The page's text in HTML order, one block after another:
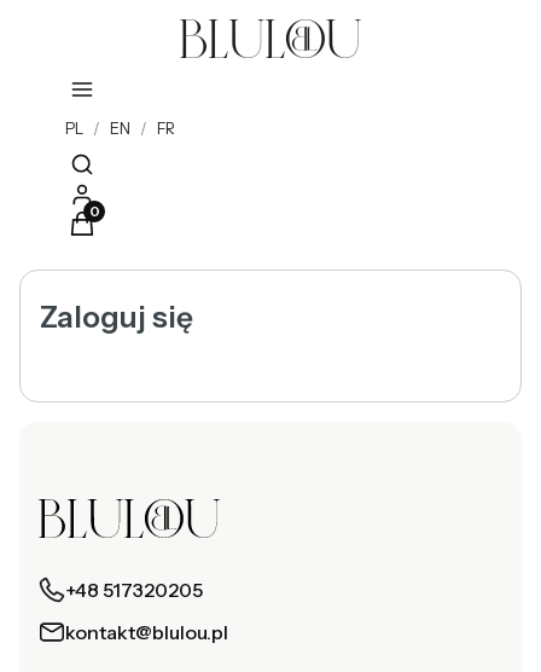
PL / EN / FR
Otwórz wyszukiwarkę
Produkty w koszyku: 0. Zobacz szczegóły
Zaloguj się
+48 517320205
kontakt@blulou.pl